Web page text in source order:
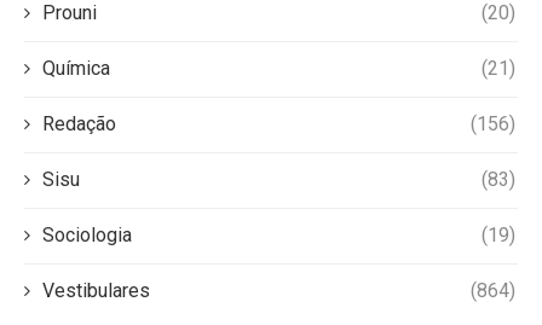
Prouni (20)
Química (21)
Redação (156)
Sisu (83)
Sociologia (19)
Vestibulares (864)